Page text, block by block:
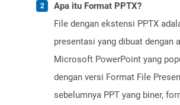
Apa itu Format PPTX?
File dengan ekstensi PPTX
presentasi yang dibuat dengan
Microsoft PowerPoint yang
dengan versi Format File
sebelumnya PPT yang biner,